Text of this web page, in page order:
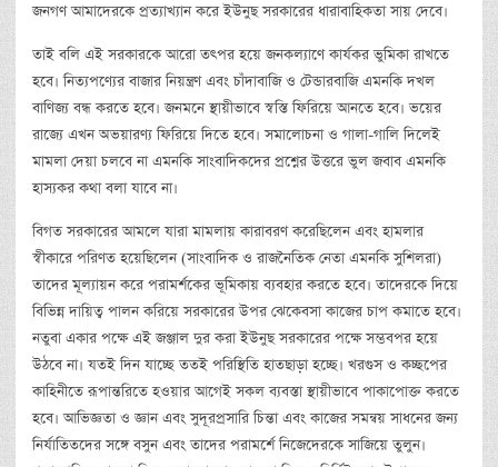
জনগণ আমাদেরকে প্রত্যাখ্যান করে ইউনুছ সরকারের ধারাবাহিকতা সায় দেবে।
তাই বলি এই সরকারকে আরো তৎপর হয়ে জনকল্যাণে কার্যকর ভুমিকা রাখতে
হবে। নিত্যপণ্যের বাজার নিয়ন্ত্রণ এবং চাঁদাবাজি ও টেন্ডারবাজি এমনকি দখল
বাণিজ্য বন্ধ করতে হবে। জনমনে স্থায়ীভাবে স্বস্তি ফিরিয়ে আনতে হবে। ভয়ের
রাজ্যে এখন অভয়ারণ্য ফিরিয়ে দিতে হবে। সমালোচনা ও গালা-গালি দিলেই
মামলা দেয়া চলবে না এমনকি সাংবাদিকদের প্রশ্নের উত্তরে ভুল জবাব এমনকি
হাস্যকর কথা বলা যাবে না।
বিগত সরকারের আমলে যারা মামলায় কারাবরণ করেছিলেন এবং হামলার
স্বীকারে পরিণত হয়েছিলেন (সাংবাদিক ও রাজনৈতিক নেতা এমনকি সুশিলরা)
তাদের মূল্যায়ন করে পরামর্শকের ভূমিকায় ব্যবহার করতে হবে। তাদেরকে দিয়ে
বিভিন্ন দায়িত্ব পালন করিয়ে সরকারের উপর ঝেকেবসা কাজের চাপ কমাতে হবে।
নতুবা একার পক্ষে এই জঞ্জাল দুর করা ইউনুছ সরকারের পক্ষে সম্ভবপর হয়ে
উঠবে না। যতই দিন যাচ্ছে ততই পরিস্থিতি হাতছাড়া হচ্ছে। খরগুস ও কচ্ছপের
কাহিনীতে রূপান্তরিতে হওয়ার আগেই সকল ব্যবস্তা স্থায়ীভাবে পাকাপোক্ত করতে
হবে। আভিজ্ঞতা ও জ্ঞান এবং সুদূরপ্রসারি চিন্তা এবং কাজের সমন্বয় সাধনের জন্য
নির্যাতিতদের সঙ্গে বসুন এবং তাদের পরামর্শে নিজেদেরকে সাজিয়ে তুলুন।